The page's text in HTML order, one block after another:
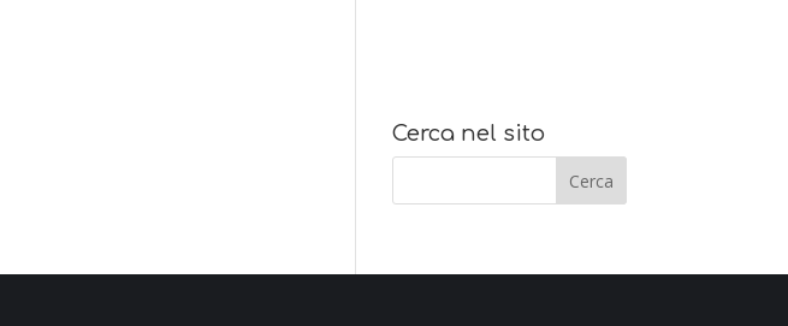
Cerca nel sito